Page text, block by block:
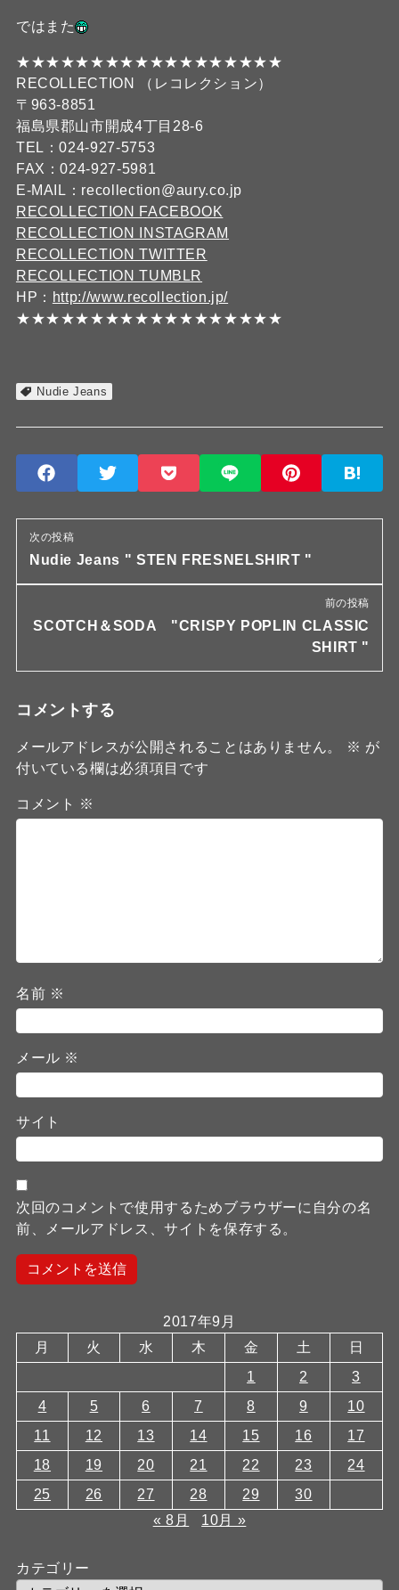
ではまた
★★★★★★★★★★★★★★★★★★
RECOLLECTION （レコレクション）
〒963-8851
福島県郡山市開成4丁目28-6
TEL：024-927-5753
FAX：024-927-5981
E-MAIL：recollection@aury.co.jp
RECOLLECTION FACEBOOK
RECOLLECTION INSTAGRAM
RECOLLECTION TWITTER
RECOLLECTION TUMBLR
HP： http://www.recollection.jp/
★★★★★★★★★★★★★★★★★★
Nudie Jeans
次の投稿
Nudie Jeans " STEN FRESNELSHIRT "
前の投稿
SCOTCH＆SODA "CRISPY POPLIN CLASSIC
SHIRT "
コメントする
メールアドレスが公開されることはありません。 ※ が
付いている欄は必須項目です
コメント ※
名前 ※
メール ※
サイト
次回のコメントで使用するためブラウザーに自分の名
前、メールアドレス、サイトを保存する。
2017年9月
月
火 水 木 金 土
日
1
2
3
4
5 6 7 8 9
10
11
12 13 14 15 16
17
18
19 20 21 22 23
24
25
26 27 28 29
30
« 8月
10月 »
カテゴリー